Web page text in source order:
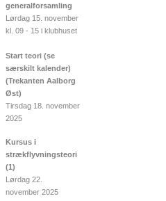
generalforsamling
Lørdag 15. november
kl. 09 - 15 i klubhuset
Start teori (se
særskilt kalender)
(Trekanten Aalborg
Øst)
Tirsdag 18. november
2025
Kursus i
strækflyvningsteori
(1)
Lørdag 22.
november 2025